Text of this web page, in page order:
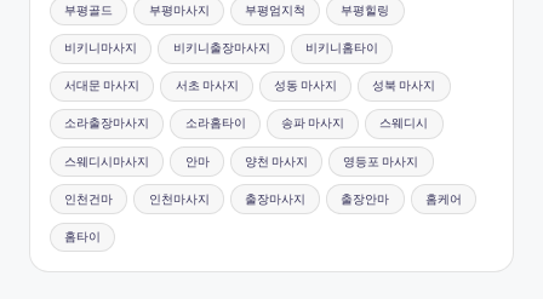
부평골드 부평마사지 부평엄지척 부평힐링
비키니마사지 비키니출장마사지 비키니홈타이
서대문 마사지 서초 마사지 성동 마사지 성북 마사지
소라출장마사지 소라홈타이 송파 마사지 스웨디시
스웨디시마사지 안마 양천 마사지 영등포 마사지
인천건마 인천마사지 출장마사지 출장안마 홈케어
홈타이